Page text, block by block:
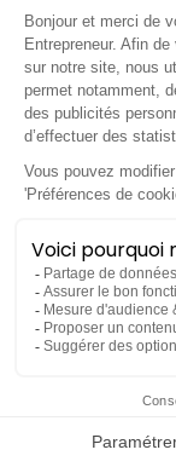
Les
certaines erreurs
entraîner des
imposition